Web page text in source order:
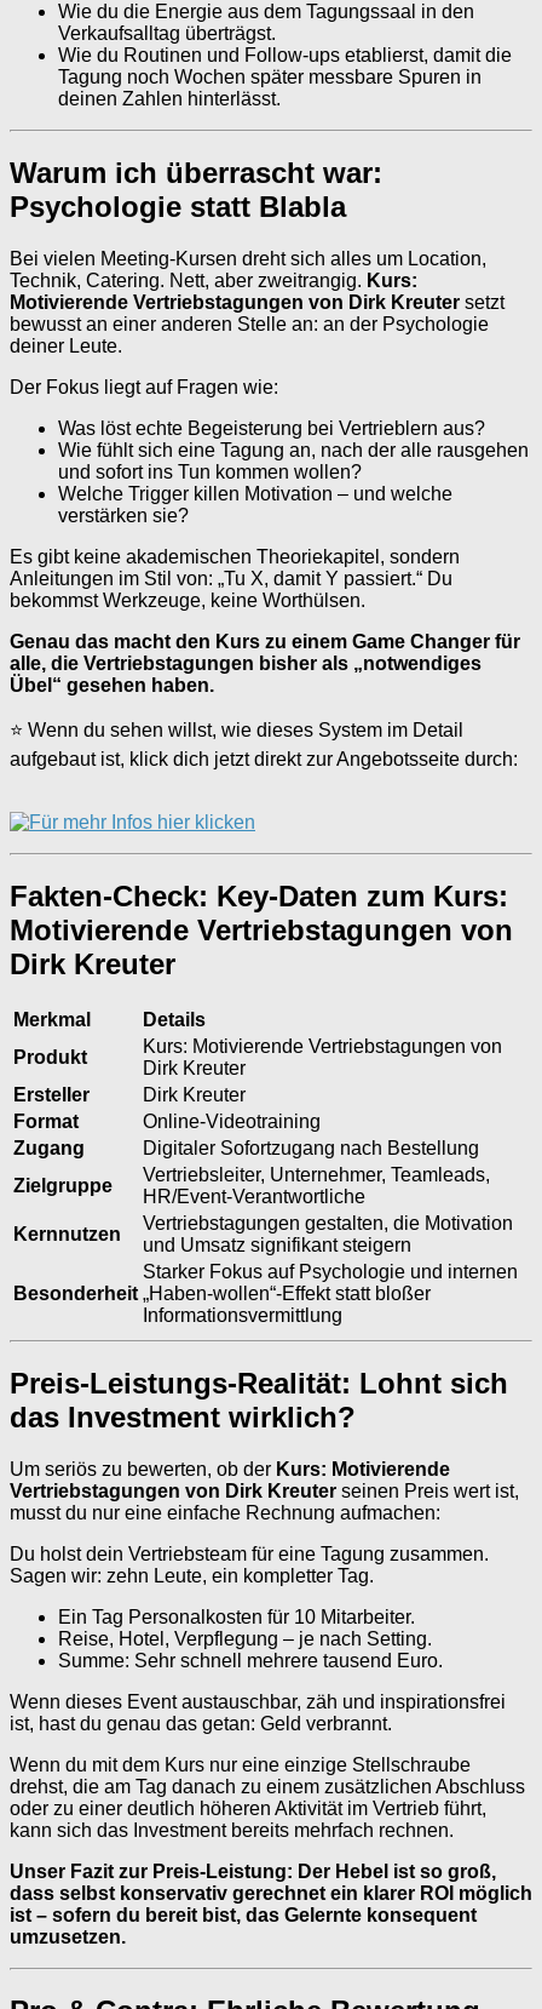
Wie du die Energie aus dem Tagungssaal in den
Verkaufsalltag überträgst.
Wie du Routinen und Follow-ups etablierst, damit die
Tagung noch Wochen später messbare Spuren in
deinen Zahlen hinterlässt.
Warum ich überrascht war:
Psychologie statt Blabla
Bei vielen Meeting-Kursen dreht sich alles um Location,
Technik, Catering. Nett, aber zweitrangig. Kurs:
Motivierende Vertriebstagungen von Dirk Kreuter setzt
bewusst an einer anderen Stelle an: an der Psychologie
deiner Leute.
Der Fokus liegt auf Fragen wie:
Was löst echte Begeisterung bei Vertrieblern aus?
Wie fühlt sich eine Tagung an, nach der alle rausgehen
und sofort ins Tun kommen wollen?
Welche Trigger killen Motivation – und welche
verstärken sie?
Es gibt keine akademischen Theoriekapitel, sondern
Anleitungen im Stil von: „Tu X, damit Y passiert.“ Du
bekommst Werkzeuge, keine Worthülsen.
Genau das macht den Kurs zu einem Game Changer für
alle, die Vertriebstagungen bisher als „notwendiges
Übel“ gesehen haben.
⭐ Wenn du sehen willst, wie dieses System im Detail
aufgebaut ist, klick dich jetzt direkt zur Angebotsseite durch:
Fakten-Check: Key-Daten zum Kurs:
Motivierende Vertriebstagungen von
Dirk Kreuter
Merkmal
Details
Produkt
Kurs: Motivierende Vertriebstagungen von
Dirk Kreuter
Ersteller
Dirk Kreuter
Format
Online-Videotraining
Zugang
Digitaler Sofortzugang nach Bestellung
Zielgruppe
Vertriebsleiter, Unternehmer, Teamleads,
HR/Event-Verantwortliche
Kernnutzen
Vertriebstagungen gestalten, die Motivation
und Umsatz signifikant steigern
Besonderheit
Starker Fokus auf Psychologie und internen
„Haben-wollen“-Effekt statt bloßer
Informationsvermittlung
Preis-Leistungs-Realität: Lohnt sich
das Investment wirklich?
Um seriös zu bewerten, ob der Kurs: Motivierende
Vertriebstagungen von Dirk Kreuter seinen Preis wert ist,
musst du nur eine einfache Rechnung aufmachen:
Du holst dein Vertriebsteam für eine Tagung zusammen.
Sagen wir: zehn Leute, ein kompletter Tag.
Ein Tag Personalkosten für 10 Mitarbeiter.
Reise, Hotel, Verpflegung – je nach Setting.
Summe: Sehr schnell mehrere tausend Euro.
Wenn dieses Event austauschbar, zäh und inspirationsfrei
ist, hast du genau das getan: Geld verbrannt.
Wenn du mit dem Kurs nur eine einzige Stellschraube
drehst, die am Tag danach zu einem zusätzlichen Abschluss
oder zu einer deutlich höheren Aktivität im Vertrieb führt,
kann sich das Investment bereits mehrfach rechnen.
Unser Fazit zur Preis-Leistung: Der Hebel ist so groß,
dass selbst konservativ gerechnet ein klarer ROI möglich
ist – sofern du bereit bist, das Gelernte konsequent
umzusetzen.